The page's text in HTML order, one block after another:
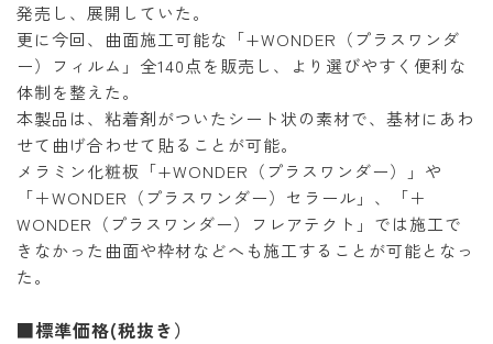
発売し、展開していた。
更に今回、曲面施工可能な「+WONDER（プラスワンダ
ー）フィルム」全140点を販売し、より選びやすく便利な
体制を整えた。
本製品は、粘着剤がついたシート状の素材で、基材にあわ
せて曲げ合わせて貼ることが可能。
メラミン化粧板「+WONDER（プラスワンダー）」や
「＋WONDER（プラスワンダー）セラール」、「＋
WONDER（プラスワンダー）フレアテクト」では施工で
きなかった曲面や枠材などへも施工することが可能となっ
た。
■標準価格(税抜き）